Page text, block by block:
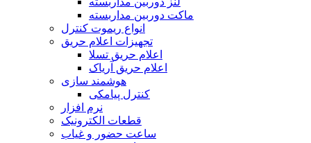
ماکت دوربین مداربسته
انواع ریموت کنترل
تجهیزات اعلام حریق
اعلام حریق تسلا
اعلام حریق آریاک
هوشمند سازی
کنترل پیامکی
نرم افزار
قطعات الکترونیک
ساعت حضور و غیاب